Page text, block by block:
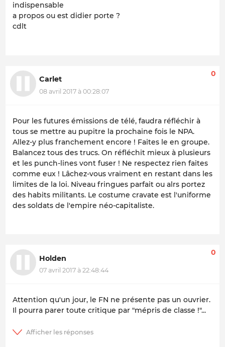
indispensable
a propos ou est didier porte ?
cdlt
Carlet
08 avril 2017 à 00:28:07
0
Pour les futures émissions de télé, faudra réfléchir à
tous se mettre au pupitre la prochaine fois le NPA.
Allez-y plus franchement encore ! Faites le en groupe.
Balancez tous des trucs. On réfléchit mieux à plusieurs
et les punch-lines vont fuser ! Ne respectez rien faites
comme eux ! Lâchez-vous vraiment en restant dans les
limites de la loi. Niveau fringues parfait ou alrs portez
des habits militants. Le costume cravate est l'uniforme
des soldats de l'empire néo-capitaliste.
Holden
07 avril 2017 à 22:48:44
0
Attention qu'un jour, le FN ne présente pas un ouvrier.
Il pourra parer toute critique par "mépris de classe !"...